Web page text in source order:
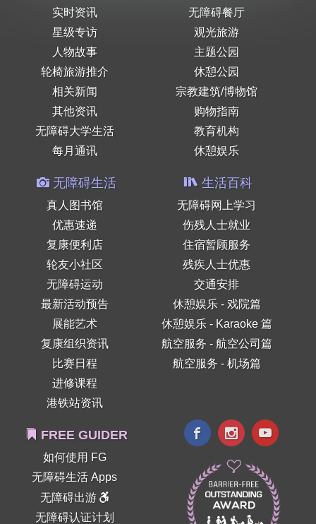
实时资讯
星级专访
人物故事
轮椅旅游推介
相关新闻
其他资讯
无障碍大学生活
每月通讯
无障碍餐厅
观光旅游
主题公园
休憩公园
宗教建筑/博物馆
购物指南
教育机构
休憩娱乐
无障碍生活
真人图书馆
优惠速递
复康便利店
轮友小社区
无障碍运动
最新活动预告
展能艺术
复康组织资讯
比赛日程
进修课程
港铁站资讯
生活百科
无障碍网上学习
伤残人士就业
住宿暂顾服务
残疾人士优惠
交通安排
休憩娱乐 - 戏院篇
休憩娱乐 - Karaoke 篇
航空服务 - 航空公司篇
航空服务 - 机场篇
FREE GUIDER
如何使用 FG
无障碍生活 Apps
无障碍出游
无障碍认证计划